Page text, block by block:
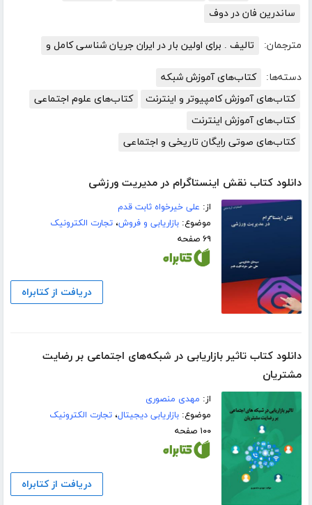
ساندرین فان در دوف
مترجمان: تالیف . برای اولین بار در ایران جریان شناسی کامل و
دسته‌ها:
کتاب‌های آموزش شبکه
کتاب‌های آموزش کامپیوتر و اینترنت
کتاب‌های علوم اجتماعی
کتاب‌های آموزش اینترنت
کتاب‌های صوتی رایگان تاریخی و اجتماعی
دانلود کتاب نقش اینستاگرام در مدیریت ورزشی
از: علی خیرخواه ثابت قدم
موضوع:بازاریابی و فروش،تجارت الکترونیک
۶۹ صفحه
دریافت از کتابراه
دانلود کتاب تاثیر بازاریابی در شبکه‌های اجتماعی بر رضایت
مشتریان
از: مهدی منصوری
موضوع:بازاریابی دیجیتال،تجارت الکترونیک
۱۰۰ صفحه
دریافت از کتابراه